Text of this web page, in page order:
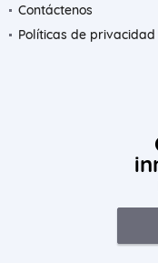
Contáctenos
Políticas de privacidad